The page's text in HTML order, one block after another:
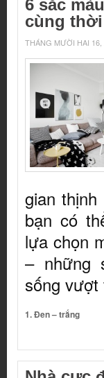
6 sắc
cùng
THÁNG MƯỜI HAI 16,
gian
bạn có
lựa chọn
– những
sống vượt
1. Đen – trắng